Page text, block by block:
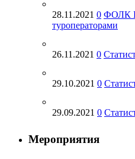
Май 2019
Март 2019
Декабрь 2018
Октябрь 2018
28.11.2021 0 ФОЛК
туроператорами
26.11.2021 0
29.10.2021 0
29.09.2021 0
Мероприятия